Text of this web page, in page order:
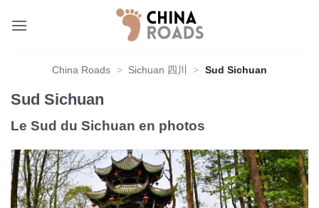
China Roads > Sichuan 四川 > Sud Sichuan
Sud Sichuan
Le Sud du Sichuan en photos